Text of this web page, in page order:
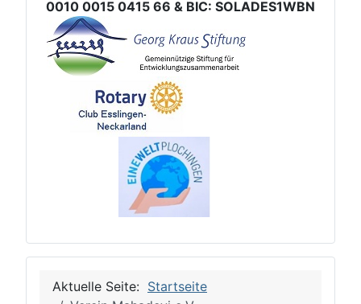
0010 0015 0415 66 & BIC: SOLADES1WBN
Aktuelle Seite: Startseite